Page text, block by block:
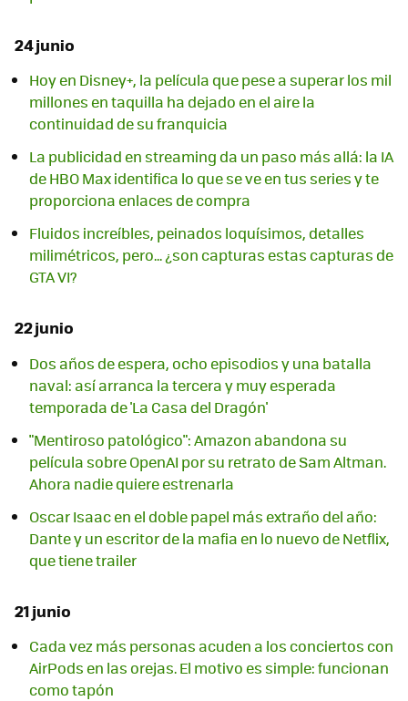
24 junio
Hoy en Disney+, la película que pese a superar los mil
millones en taquilla ha dejado en el aire la
continuidad de su franquicia
La publicidad en streaming da un paso más allá: la IA
de HBO Max identifica lo que se ve en tus series y te
proporciona enlaces de compra
Fluidos increíbles, peinados loquísimos, detalles
milimétricos, pero... ¿son capturas estas capturas de
GTA VI?
22 junio
Dos años de espera, ocho episodios y una batalla
naval: así arranca la tercera y muy esperada
temporada de 'La Casa del Dragón'
"Mentiroso patológico": Amazon abandona su
película sobre OpenAI por su retrato de Sam Altman.
Ahora nadie quiere estrenarla
Oscar Isaac en el doble papel más extraño del año:
Dante y un escritor de la mafia en lo nuevo de Netflix,
que tiene trailer
21 junio
Cada vez más personas acuden a los conciertos con
AirPods en las orejas. El motivo es simple: funcionan
como tapón